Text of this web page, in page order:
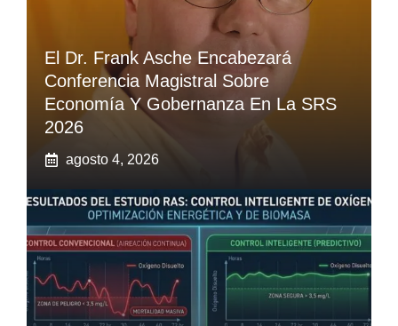
El Dr. Frank Asche Encabezará
Conferencia Magistral Sobre
Economía Y Gobernanza En La SRS
2026
agosto 4, 2026